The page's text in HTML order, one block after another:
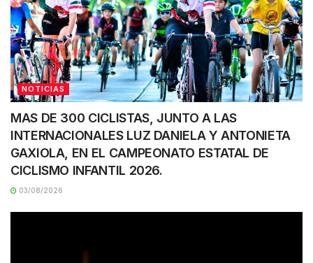
NOTICIAS
MAS DE 300 CICLISTAS, JUNTO A LAS
INTERNACIONALES LUZ DANIELA Y ANTONIETA
GAXIOLA, EN EL CAMPEONATO ESTATAL DE
CICLISMO INFANTIL 2026.
03/08/2026